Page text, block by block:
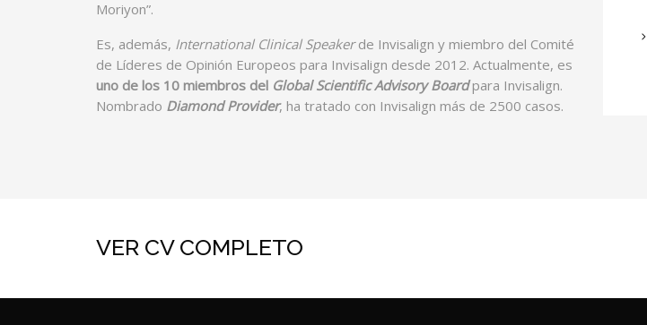
Moriyon”.
Es, además, International Clinical Speakerde Invisalign y miembro del Comité
de Líderes de Opinión Europeos para Invisalign desde 2012. Actualmente, es
uno de los 10 miembros del Global Scientific Advisory Boardpara Invisalign.
Nombrado Diamond Provider, ha tratado con Invisalign más de 2500 casos.
VER CV COMPLETO